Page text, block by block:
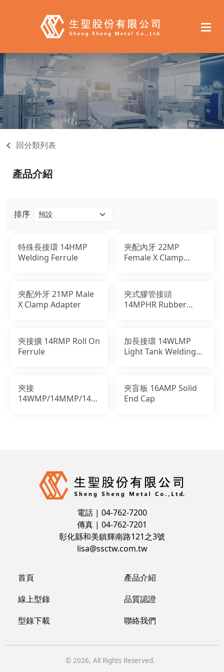
回分類列表
排序
特殊長接環 14HMP
Welding Ferrule
夾配內牙 22MP
Female X Clamp
夾配外牙 21MP Male
X Clamp Adapter
夾式膠管接頭
14MPHR Rubber
夾接擴 14RMP Roll On
Ferrule
加長接環 14WLMP
Light Tank Welding
夾接
14WMP/14MMP/14AMP
夾盲板 16AMP Solid
End Cap
產品介紹
電話 | 04-762-7200
傳真 | 04-762-7201
彰化縣和美鎮輝南路121之3號
lisa@ssctw.com.tw
首頁
產品介紹
線上型錄
品質認證
型錄下載
聯絡我們
© 2026, All Rights Reserved.